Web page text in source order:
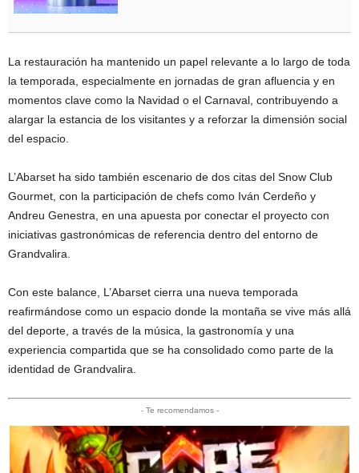
La restauración ha mantenido un papel relevante a lo largo de toda
la temporada, especialmente en jornadas de gran afluencia y en
momentos clave como la Navidad o el Carnaval, contribuyendo a
alargar la estancia de los visitantes y a reforzar la dimensión social
del espacio.
L’Abarset ha sido también escenario de dos citas del Snow Club
Gourmet, con la participación de chefs como Iván Cerdeño y
Andreu Genestra, en una apuesta por conectar el proyecto con
iniciativas gastronómicas de referencia dentro del entorno de
Grandvalira.
Con este balance, L’Abarset cierra una nueva temporada
reafirmándose como un espacio donde la montaña se vive más allá
del deporte, a través de la música, la gastronomía y una
experiencia compartida que se ha consolidado como parte de la
identidad de Grandvalira.
- Te recomendamos -